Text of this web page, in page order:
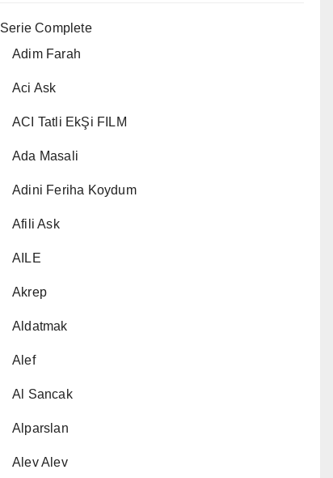
Serie Complete
Adim Farah
Aci Ask
ACI Tatli EkŞi FILM
Ada Masali
Adini Feriha Koydum
Afili Ask
AILE
Akrep
Aldatmak
Alef
Al Sancak
Alparslan
Alev Alev